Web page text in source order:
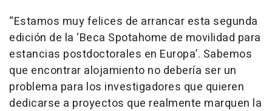
“Estamos muy felices de arrancar esta segunda
edición de la ‘Beca Spotahome de movilidad para
estancias postdoctorales en Europa’. Sabemos
que encontrar alojamiento no debería ser un
problema para los investigadores que quieren
dedicarse a proyectos que realmente marquen la